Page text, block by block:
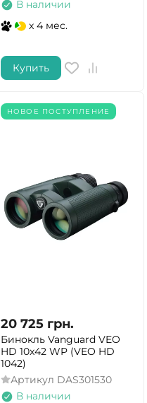
В наличии
x 4 мес.
Купить
НОВОЕ ПОСТУПЛЕНИЕ
20 725 грн.
Бинокль Vanguard VEO
HD 10x42 WP (VEO HD
1042)
Артикул DAS301530
В наличии